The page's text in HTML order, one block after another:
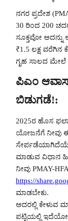
ನಗರ ಪ್ರದೇಶ
30 ರಿಂದ 200
ಸೂಕ್ತವೋ ಅದನ್ನು
₹1.5 ಲಕ್ಷ ವರೆಗಿನ
ಗೃಹ ಸಾಲದ ಮೇಲೆ
ಪಿಎಂ
ಬಿಡುಗಡೆ!:
2025ರ ಹೊಸ
ಯೋಜನೆಗೆ ನೀವು
ಸೇರ್ಪಡೆಯಾಗಿದೆಯೇ
ಮಾಡುವ ವಿಧಾನ
ನೀವು PMAY-
https://
ಮಾಡಬೇಕು.
ಅದರಲ್ಲಿ ಕೇಳುವ
ಪಟ್ಟಿಯಲ್ಲಿ ಇದೆಯೋ